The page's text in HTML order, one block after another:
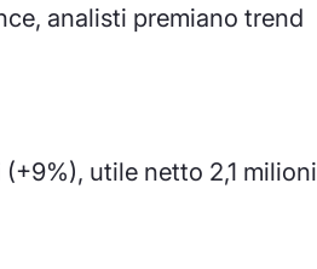
analisti premiano trend
utile netto 2,1 milioni